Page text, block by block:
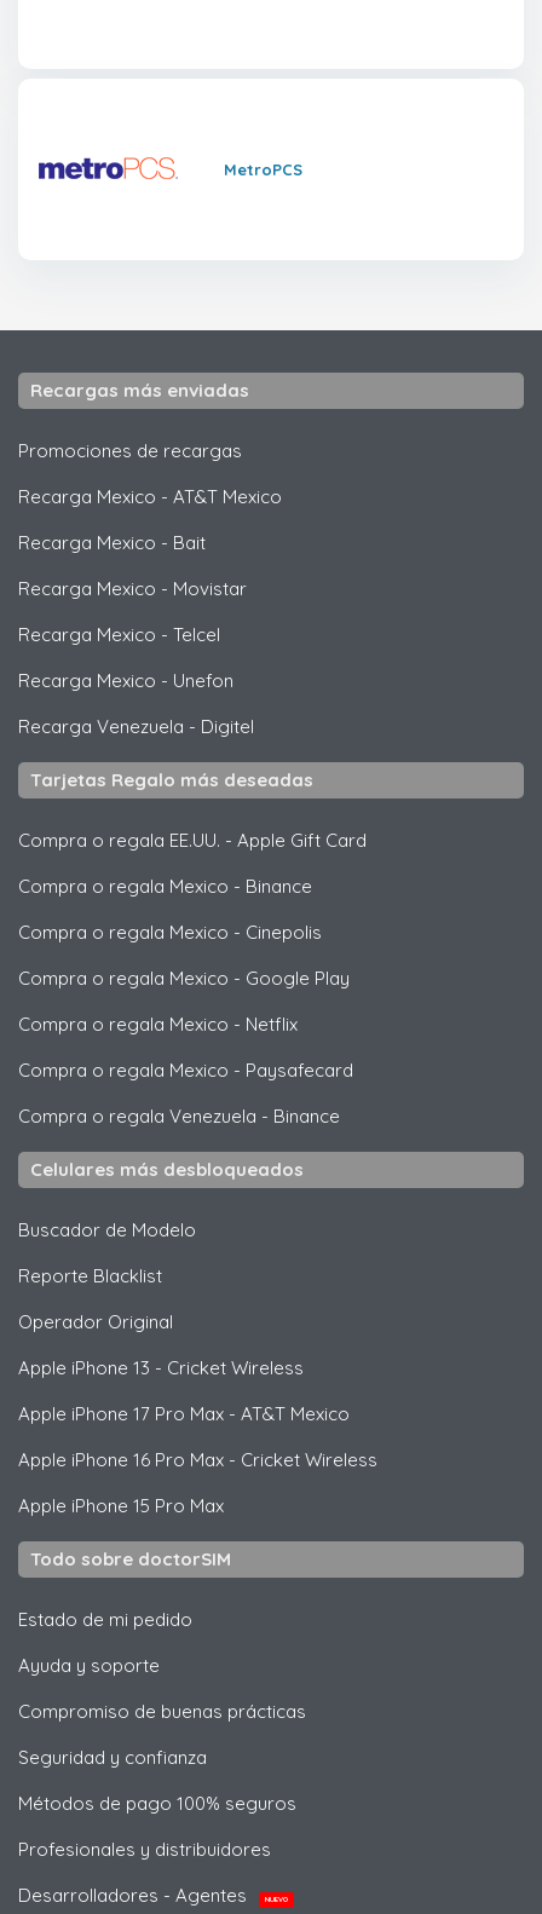
MetroPCS
Recargas más enviadas
Promociones de recargas
Recarga Mexico - AT&T Mexico
Recarga Mexico - Bait
Recarga Mexico - Movistar
Recarga Mexico - Telcel
Recarga Mexico - Unefon
Recarga Venezuela - Digitel
Tarjetas Regalo más deseadas
Compra o regala EE.UU. - Apple Gift Card
Compra o regala Mexico - Binance
Compra o regala Mexico - Cinepolis
Compra o regala Mexico - Google Play
Compra o regala Mexico - Netflix
Compra o regala Mexico - Paysafecard
Compra o regala Venezuela - Binance
Celulares más desbloqueados
Buscador de Modelo
Reporte Blacklist
Operador Original
Apple iPhone 13 - Cricket Wireless
Apple iPhone 17 Pro Max - AT&T Mexico
Apple iPhone 16 Pro Max - Cricket Wireless
Apple iPhone 15 Pro Max
Todo sobre doctorSIM
Estado de mi pedido
Ayuda y soporte
Compromiso de buenas prácticas
Seguridad y confianza
Métodos de pago 100% seguros
Profesionales y distribuidores
Desarrolladores - Agentes
NUEVO